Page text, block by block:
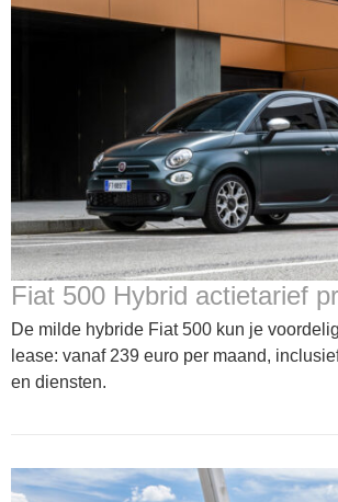
Fiat 500 Hybrid actietarief
De milde hybride Fiat 500 kun je
lease: vanaf 239 euro per maand,
en diensten.